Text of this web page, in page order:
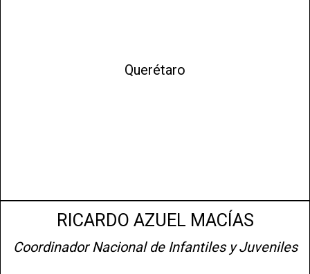
Querétaro
RICARDO AZUEL MACÍAS
Coordinador Nacional de Infantiles y Juveniles